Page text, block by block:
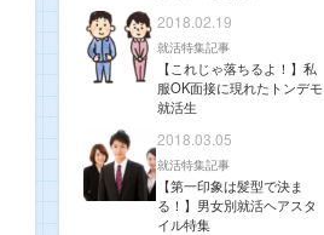
2018.02.19
就活特集記事
【これじゃ落ちるよ！】私
服OK面接に現れたトンデモ
就活生
2018.03.05
就活特集記事
【第一印象は髪型で決ま
る！】男女別就活ヘアスタ
イル特集